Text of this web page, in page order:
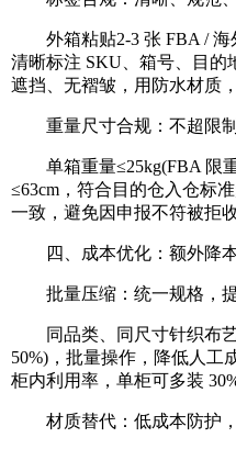
外箱粘贴2-3 张 FBA / 海
清晰标注 SKU、箱号、目的
遮挡、无褶皱，用防水材质
重量尺寸合规：不超限
单箱重量≤25kg(FBA 限重
≤63cm，符合目的仓入仓标
一致，避免因申报不符被拒收
四、成本优化：额外降本
批量压缩：统一规格，
同品类、同尺寸针织布艺
50%)，批量操作，降低人工
柜内利用率，单柜可多装
材质替代：低成本防护